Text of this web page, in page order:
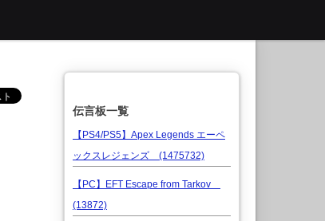
伝言板一覧
【PS4/PS5】Apex Legends エーペ
ックスレジェンズ (1475732)
【PC】EFT Escape from Tarkov
(13872)